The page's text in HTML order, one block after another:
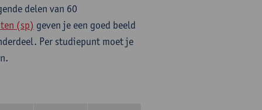
delen van 60
(sp) geven je een goed beeld
Per studiepunt moet je